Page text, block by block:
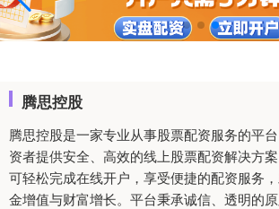
腾思控股
腾思控股是一家专业从事股票配资服务的平
资者提供安全、高效的线上股票配资解决方
可轻松完成在线开户，享受便捷的配资服务
金增值与财富增长。平台秉承诚信、透明的